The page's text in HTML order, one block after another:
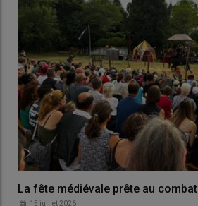
La fête médiévale prête au combat
15 juillet 2026